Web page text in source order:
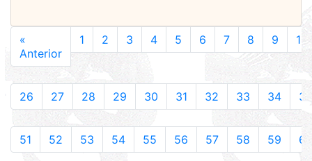
«
Anterior
1 2 3 4 5 6 7 8 9 10
26 27 28 29 30 31 32 33 34 35
51 52 53 54 55 56 57 58 59 60